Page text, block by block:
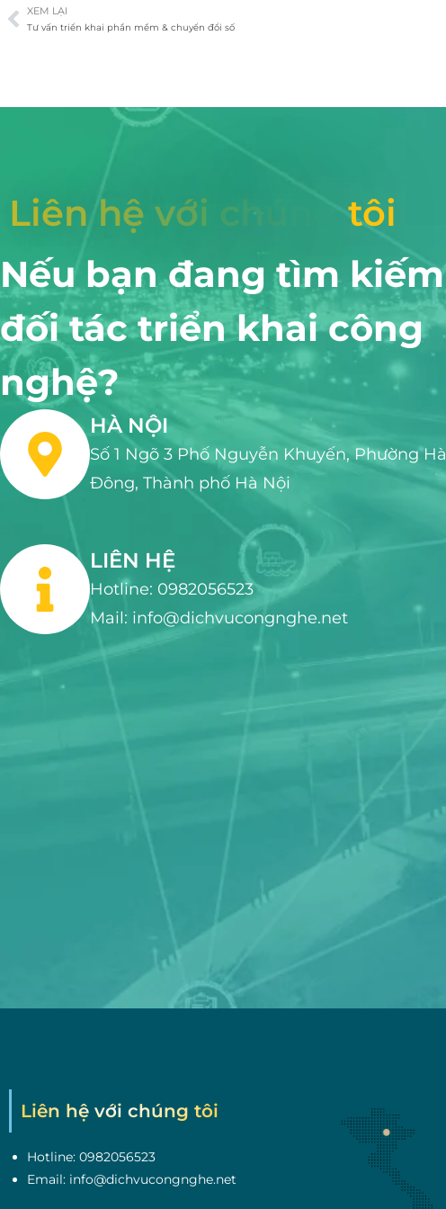
XEM LẠI
Tư vấn triển khai phần mềm & chuyển đổi số
Liên hệ với c h tôi
Nếu bạn đang tìm kiếm
đối tác triển khai công
nghệ?
HÀ NỘI
Số 1 Ngõ 3 Phố Nguyễn Khuyến, Phường Hà
Đông, Thành phố Hà Nội
LIÊN HỆ
Hotline: 0982056523
Mail: info@dichvucongnghe.net
Liên hệ với chúng tôi
Hotline: 0982056523
Email: info@dichvucongnghe.net